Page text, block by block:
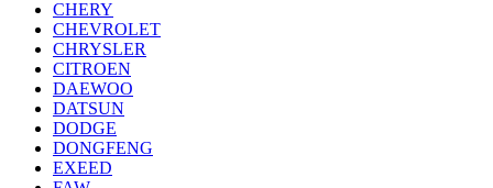
CHERY
CHEVROLET
CHRYSLER
CITROEN
DAEWOO
DATSUN
DODGE
DONGFENG
EXEED